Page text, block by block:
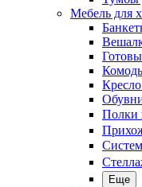
Мебель для
Полки
Еще